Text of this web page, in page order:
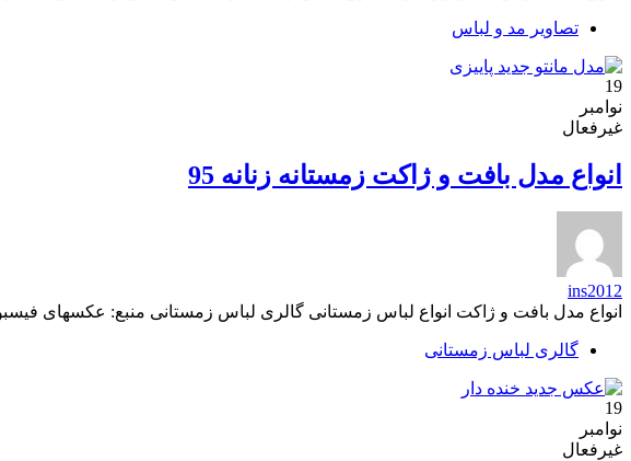
تصاویر مد و لباس
19
نوامبر
غیرفعال
انواع مدل بافت و ژاکت زمستانه زنانه 95
ins2012
انواع مدل بافت و ژاکت انواع لباس زمستانی گالری لباس زمستانی منبع: عکسهای
گالری لباس زمستانی
19
نوامبر
غیرفعال